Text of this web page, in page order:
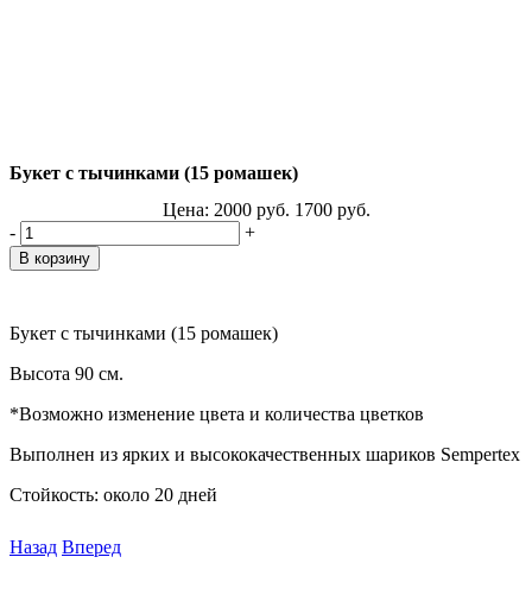
Букет с тычинками (15 ромашек)
Цена: 2000 руб. 1700 руб.
-
+
Букет с тычинками (15 ромашек)
Высота 90 см.
*Возможно изменение цвета и количества цветков
Выполнен из ярких и высококачественных шариков Sempertex
Стойкость: около 20 дней
Назад Вперед